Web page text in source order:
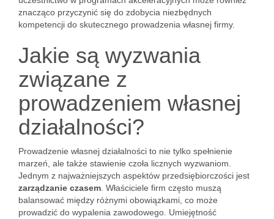
znacząco przyczynić się do zdobycia niezbędnych
kompetencji do skutecznego prowadzenia własnej firmy.
Jakie są wyzwania
związane z
prowadzeniem własnej
działalności?
Prowadzenie własnej działalności to nie tylko spełnienie
marzeń, ale także stawienie czoła licznych wyzwaniom.
Jednym z najważniejszych aspektów przedsiębiorczości jest
zarządzanie czasem . Właściciele firm często muszą
balansować między różnymi obowiązkami, co może
prowadzić do wypalenia zawodowego. Umiejętność